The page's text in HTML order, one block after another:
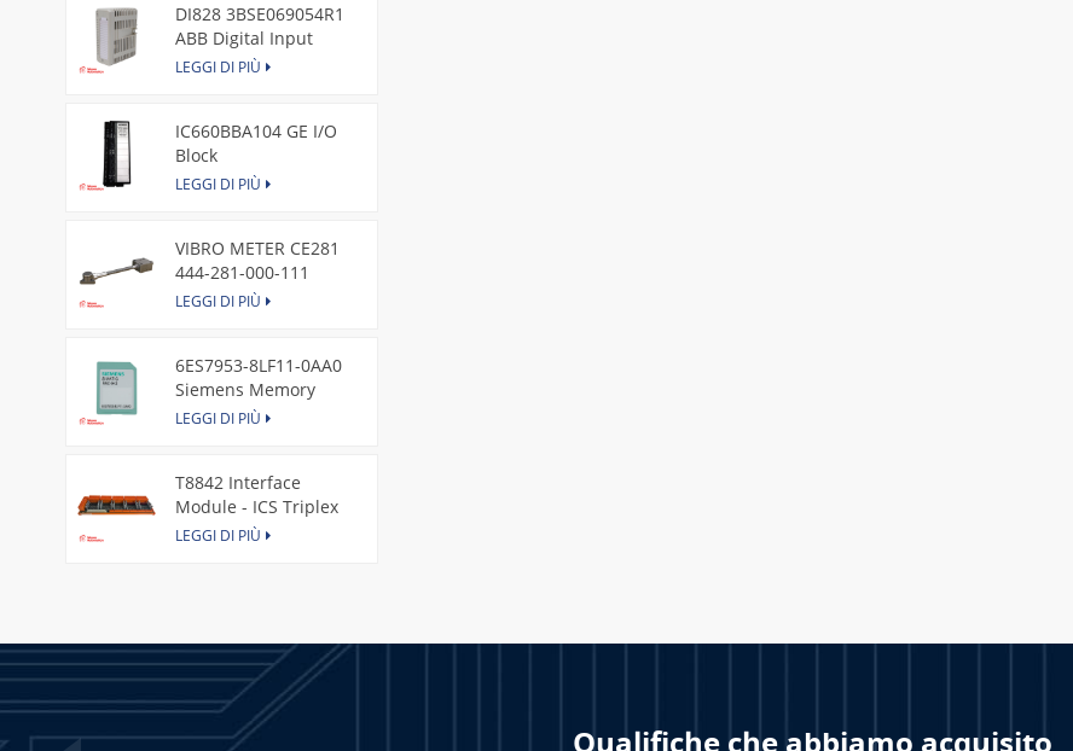
DI828 3BSE069054R1
ABB Digital Input
Module
LEGGI DI PIÙ
IC660BBA104 GE I/O
Block
LEGGI DI PIÙ
VIBRO METER CE281
444-281-000-111
Piezoelectric Pressure
LEGGI DI PIÙ
6ES7953-8LF11-0AA0
Siemens Memory
Card
LEGGI DI PIÙ
T8842 Interface
Module - ICS Triplex
LEGGI DI PIÙ
Qualifiche che abbiamo acquisito